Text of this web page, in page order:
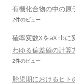
有機化合物の中の原
2件のビュー
確率変数XをaX+bに
わゆる偏差値の計算
2件のビュー
胎児期におけるヒト